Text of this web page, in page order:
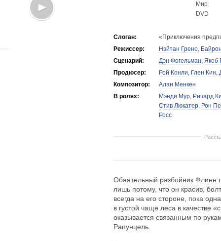
Мир
DVD
Слоган:
«Приключения
Режиссер:
Нэйтан Грено,
Сценарий:
Дэн Фогельман, Якоб
Продюсер:
Рой Конли, Глен Кин,
Композитор:
Алан Менкен
В ролях:
Мэнди Мур, Ричард
Стив Люкатер, Рон
Росс
Обаятельный разбойник Флинн
лишь потому, что он красив,
всегда на его стороне, пока
в густой чаще леса в качестве
оказывается связанным по
Рапунцель.